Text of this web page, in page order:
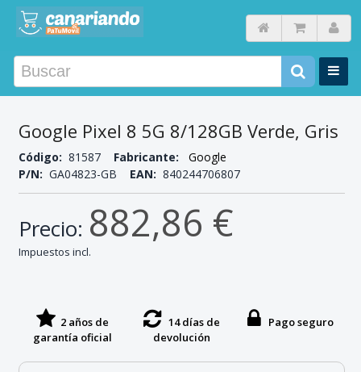
Google Pixel 8 5G 8/128GB Verde, Gris
Código: 81587 Fabricante:
Google
P/N: GA04823-GB EAN: 840244706807
Precio: 882,86 €
Impuestos incl.
2 años de
garantía oficial
14 días de
devolución
Pago seguro